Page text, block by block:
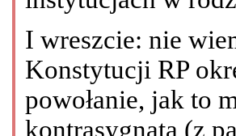
I wreszcie: nie
Konstytucji RP
powołanie, jak to
kontrasygnata (z